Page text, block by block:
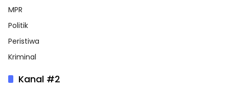
MPR
Politik
Peristiwa
Kriminal
Kanal #2